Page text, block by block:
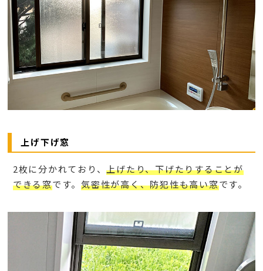
上げ下げ窓
2枚に分かれており、上げたり、下げたりすることが
できる窓です。気密性が高く、防犯性も高い窓です。